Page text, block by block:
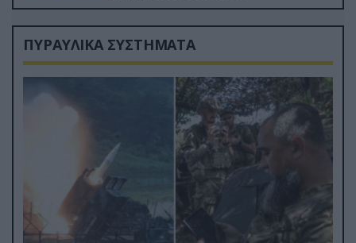
ΠΥΡΑΥΛΙΚΑ ΣΥΣΤΗΜΑΤΑ